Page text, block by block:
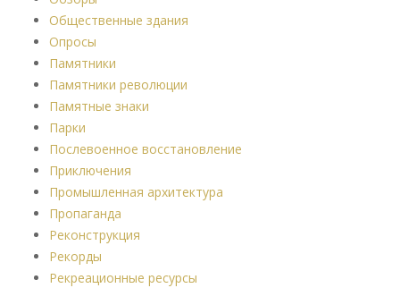
Общественные здания
Опросы
Памятники
Памятники революции
Памятные знаки
Парки
Послевоенное восстановление
Приключения
Промышленная архитектура
Пропаганда
Реконструкция
Рекорды
Рекреационные ресурсы